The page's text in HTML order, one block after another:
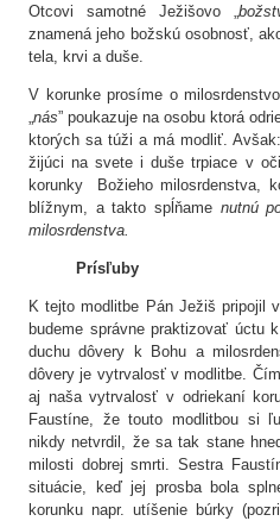
Otcovi samotné Ježišovo „
znamená jeho božskú osobnosť,
tela, krvi a duše.
V korunke prosíme o milosrdenstvo
nás” poukazuje na osobu ktorá
ktorých sa túži a má modliť. Avšak:
žijúci na svete i duše trpiace v
korunky Božieho milosrdenstva,
blížnym, a takto spĺňame nutnú
milosrdenstva.
Prísľuby
K tejto modlitbe Pán Ježiš pripojil
budeme správne praktizovať úctu
duchu dôvery k Bohu a
dôvery je vytrvalosť v modlitbe.
aj naša vytrvalosť v odriekaní
Faustíne, že touto modlitbou si
nikdy netvrdil, že sa tak stane
milosti dobrej smrti. Sestra
situácie, keď jej prosba bola
korunku napr. utíšenie búrky